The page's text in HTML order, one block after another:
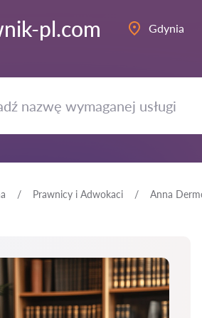
pl.com Gdynia
Prawnicy i Adwokaci Anna